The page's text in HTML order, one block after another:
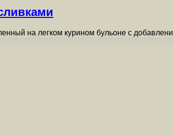
на легком курином бульоне с